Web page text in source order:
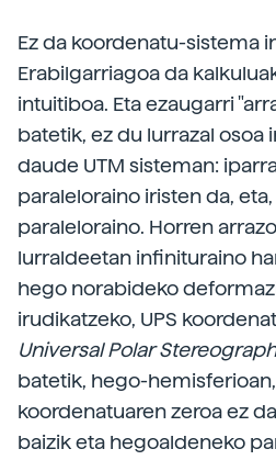
Ez da koordenatu-sistema
Erabilgarriagoa da
intuitiboa. Eta ezaugarri
batetik, ez du lurrazal osoa
daude UTM sisteman:
paraleloraino iristen da,
paraleloraino. Horren
lurraldeetan infinituraino
hego norabideko
irudikatzeko, UPS
Universal Polar
batetik, hego-
koordenatuaren zeroa ez
baizik eta hegoaldeneko